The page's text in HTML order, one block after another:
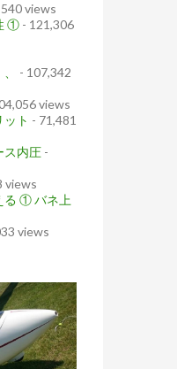
views
① - 121,306
- 107,342
views
ト - 71,481
ス内圧 -
views
る ① バネ上
views